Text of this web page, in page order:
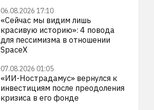
06.08.2026 17:10
«Сейчас мы видим лишь
красивую историю»: 4 повода
для пессимизма в отношении
SpaceX
07.08.2026 01:05
«ИИ-Нострадамус» вернулся к
инвестициям после преодоления
кризиса в его фонде